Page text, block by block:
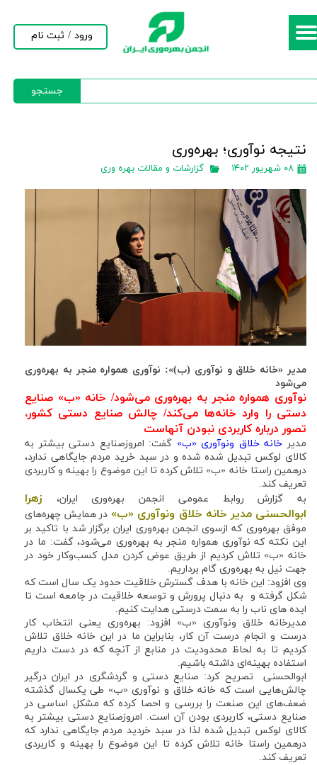
جستجو
ورود / ثبت نام
حساب کاربری من
نتیجه نوآوری؛ بهره‌وری
۰۸ شهریور ۱۴۰۲ گزارشات و مقالات بهره وری
مدیر «خانه خلاق و نوآوری (ب)»: نوآوری همواره منجر به بهره‌وری
می‌شود
نوآوری همواره منجر به بهره‌وری می‌شود/ خانه «ب» صنایع
دستی را وارد خانه‌ها می‌کند/ چالش صنایع دستی کشور،
تصور درباره کاربردی نبودن آنهاست
مدیر خانه خلاق ونوآوری «ب» گفت: امروزصنایع دستی بیشتر به
کالای لوکس تبدیل شده شده و در سبد خرید مردم جایگاهی ندارد،
درهمین راستا خانه «ب» تلاش کرده تا این موضوع را بهینه و کاربردی
تعریف کند.
به گزارش روابط عمومی انجمن بهره‌وری ایران، زهرا
ابوالحسنی مدیر خانه خلاق ونوآوری «ب» در همایش چهره‌های
موفق بهره‌وری که ازسوی انجمن بهره‌وری ایران برگزار شد با تاکید بر
این نکته که نوآوری همواره منجر به بهره‌وری می‌شود، گفت: ما در
خانه «ب» تلاش کردیم از طریق عوض کردن مدل کسب‌و‌کار خود در
جهت نیل به بهره‌وری گام برداریم.
وی افزود: این خانه با هدف گسترش خلاقیت حدود یک سال است که
شکل گرفته و به دنبال پرورش و توسعه خلاقیت در جامعه است تا
ایده های ناب را به سمت درستی هدایت کنیم.
مدیرخانه خلاق ونوآوری «ب» افزود: بهره‌وری یعنی انتخاب کار
درست و انجام درست آن کار، بنابراین ما در این خانه خلاق تلاش
کردیم تا به لحاظ محدودیت در منابع از آنچه که در دست داریم
استفاده بهینه‌ای داشته باشیم.
ابوالحسنی تصریح کرد: صنایع دستی و گردشگری در ایران درگیر
چالش‌هایی است که خانه خلاق و نوآوری «ب» طی یکسال گذشته
ضعف‌های این صنعت را بررسی و احصا کرده که مشکل اساسی در
صنایع دستی، کاربردی بودن آن است. امروزصنایع دستی بیشتر به
کالای لوکس تبدیل شده لذا در سبد خردید مردم جایگاهی ندارد که
درهمین راستا خانه تلاش کرده تا این موضوع را بهینه و کاربردی
تعریف کند.